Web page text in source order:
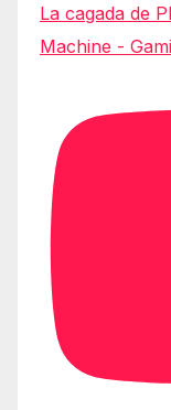
La cagada de
Machine -